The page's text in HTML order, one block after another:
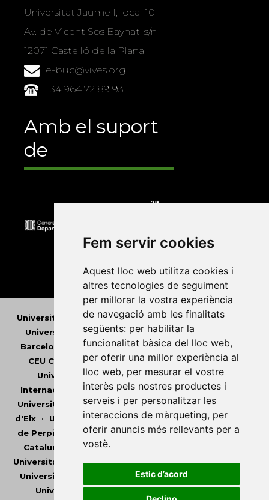
Fem servir cookies
Aquest lloc web utilitza cookies i
altres tecnologies de seguiment
per millorar la vostra experiència
de navegació amb les finalitats
següents: per habilitar la
funcionalitat bàsica del lloc web,
per oferir una millor experiència al
lloc web, per mesurar el vostre
interès pels nostres productes i
serveis i per personalitzar les
interaccions de màrqueting, per
oferir anuncis més rellevants per a
vostè.
Estic d’acord
Universitat Jaume I, local 10
Av. de Vicent Sos Baynat, s/n
12071 Castelló de la Plana
e-buc@vives.org
+34 964 72 89 93
Amb el suport
de
Universitat Abat Oliba CEU•Universitat d'Alacant
Universitat d'Andorra•Universitat Autònoma de
Barcelona
Universitat de Barcelona•Universitat
CEU Cardenal Herrera•Universitat de Girona •
Universitat de les Illes Balears• Universitat
Internacional de Catalunya•Universitat Jaume I
Universitat de Lleida• Universitat Miguel Hernández
d'Elx• Universitat Oberta de Catalunya•Universitat
de Perpinyà Via Domitia•Universitat Politècnica de
Catalunya
Universitat Politècnica de València
Universitat Pompeu Fabra•Universitat Ramon Llull
Universitat Rovira i Virgili
•Universitat de Sàsser
Universitat de València•Universitat de Vic -